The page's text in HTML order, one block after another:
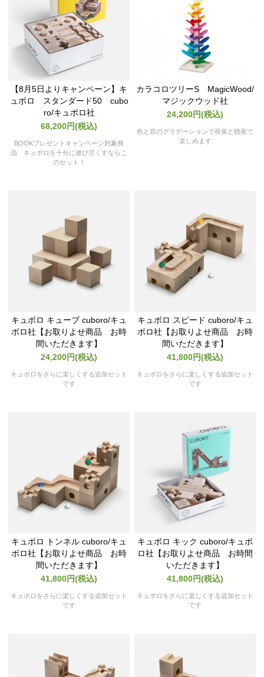
【8月5日よりキャンペーン】キ
ュボロ スタンダード50 cubo
ro/キュボロ社
68,200円(税込)
BOOKプレゼントキャンペーン対象商
品 キュボロを十分に遊び尽くすならこ
のセット！
カラコロツリーS MagicWood/
マジックウッド社
24,200円(税込)
色と音のグラデーションで視覚と聴覚で
楽しめます
キュボロ キューブ cuboro/キュ
ボロ社【お取りよせ商品 お時
間いただきます】
24,200円(税込)
キュボロをさらに楽しくする追加セット
です
キュボロ スピード cuboro/キュ
ボロ社【お取りよせ商品 お時
間いただきます】
41,800円(税込)
キュボロをさらに楽しくする追加セット
です
キュボロ トンネル cuboro/キュ
ボロ社【お取りよせ商品 お時
間いただきます】
41,800円(税込)
キュボロをさらに楽しくする追加セット
です
キュボロ キック cuboro/キュボ
ロ社【お取りよせ商品 お時間
いただきます】
41,800円(税込)
キュボロをさらに楽しくする追加セット
です